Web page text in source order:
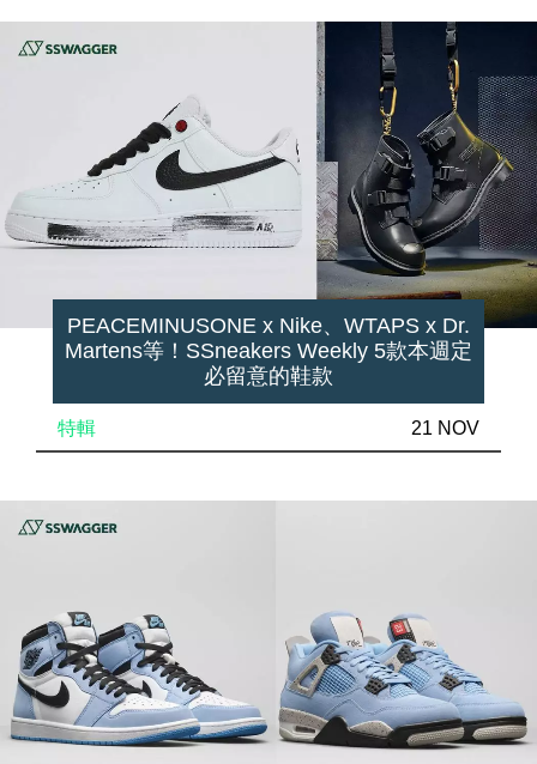
PEACEMINUSONE x Nike、WTAPS x Dr.
Martens等！SSneakers Weekly 5款本週定
必留意的鞋款
特輯 21 NOV